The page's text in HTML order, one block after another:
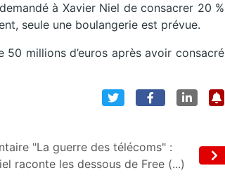
à Xavier Niel de consacrer 20 %
seule une boulangerie est prévue.
millions d’euros après avoir consacré
"La guerre des télécoms" :
raconte les dessous de Free (...)